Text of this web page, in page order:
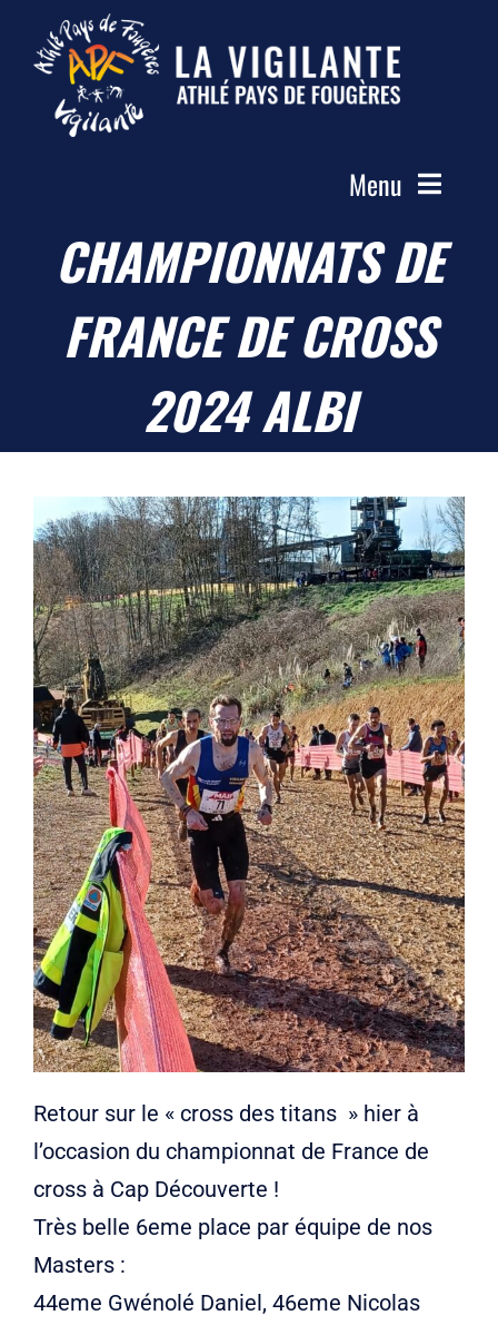
Passer
contenu
Menu
Accueil
Le Club
Actualités
Compétitions
Liens
Contact
CHAMPIONNATS DE
FRANCE DE CROSS
2024 ALBI
Retour sur le « cross des titans » hier à
l’occasion du championnat de France de
cross à Cap Découverte !
Très belle 6eme place par équipe de nos
Masters :
44eme Gwénolé Daniel, 46eme Nicolas